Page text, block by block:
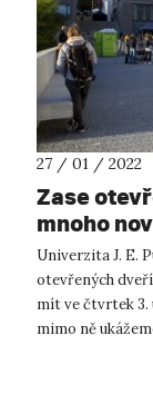
27 / 01 / 2022
Zase
mnoho
Univerzita J. E.
otevřených
mít ve čtvrtek 3.
mimo ně